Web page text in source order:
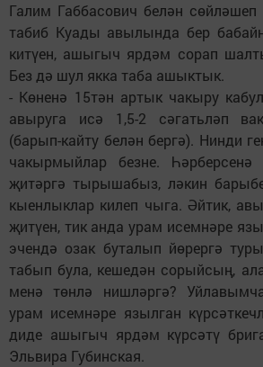
Галим Габбасович белән
табиб Куады авылында бер
китүен, ашыгыч ярдәм сорап
Без дә шул якка таба ашыктык.
- Көненә 15тән артык чакыру
авыруга исә 1,5-2 сәгатьләп
(барып-кайту белән бергә). Нинди
чакырмыйлар безне.
җитәргә тырышабыз, ләкин
кыенлыклар килеп чыга. Әйтик,
җитүен, тик анда урам исемнәре
эчендә озак буталып йөрергә
табып була, кешедән сорыйсың,
менә төнлә нишләргә?
урам исемнәре язылган
диде ашыгыч ярдәм күрсәтү
Эльвира Губинская.